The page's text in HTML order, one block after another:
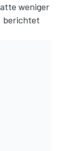
weniger
berichtet